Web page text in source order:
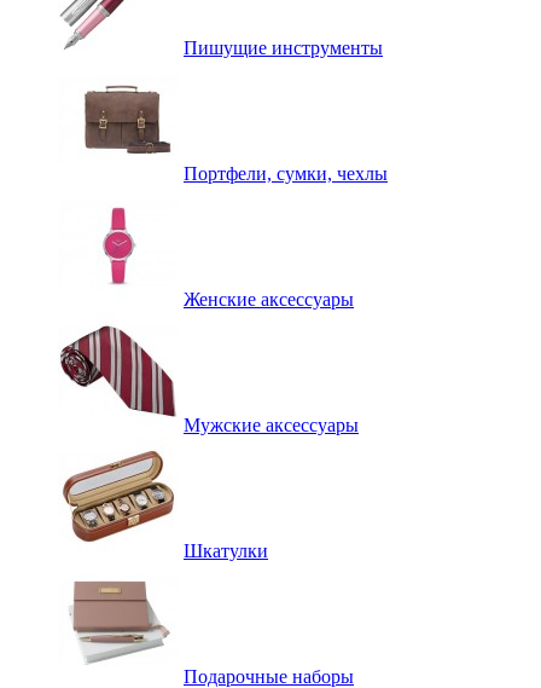
Пишущие инструменты
Портфели, сумки, чехлы
Женские аксессуары
Мужские аксессуары
Шкатулки
Подарочные наборы